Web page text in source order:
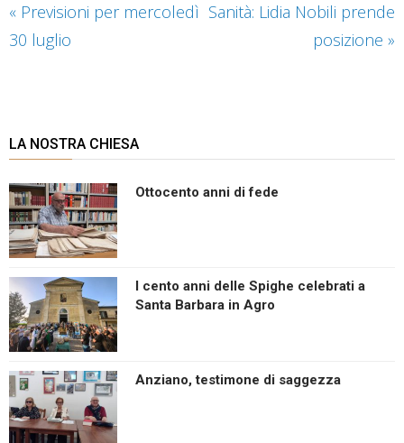
« Previsioni per mercoledì
30 luglio
Sanità: Lidia Nobili prende
posizione »
LA NOSTRA CHIESA
Ottocento anni di fede
I cento anni delle Spighe celebrati a
Santa Barbara in Agro
Anziano, testimone di saggezza